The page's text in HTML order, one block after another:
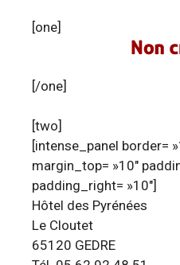
[one]
[/one]
[two]
[intense_panel border=
margin_top= »10″
padding_right= »10″]
Hôtel des Pyrénées
Le Cloutet
65120 GEDRE